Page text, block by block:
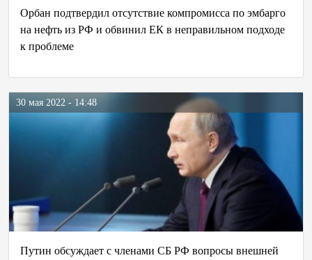
Орбан подтвердил отсутствие компромисса по эмбарго
на нефть из РФ и обвинил ЕК в неправильном подходе
к проблеме
30 мая 2022 - 14:48
Путин обсуждает с членами СБ РФ вопросы внешней